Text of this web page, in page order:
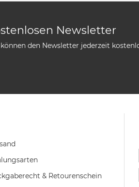
Newsletter
den Newsletter jederzeit
& Retourenschein